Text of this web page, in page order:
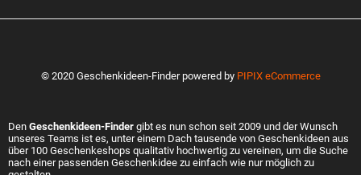
© 2020 Geschenkideen-Finder powered by PIPIX eCommerce
Den Geschenkideen-Finder gibt es nun schon seit 2009 und der Wunsch
unseres Teams ist es, unter einem Dach tausende von Geschenkideen aus
über 100 Geschenkeshops qualitativ hochwertig zu vereinen, um die Suche
nach einer passenden Geschenkidee zu einfach wie nur möglich zu